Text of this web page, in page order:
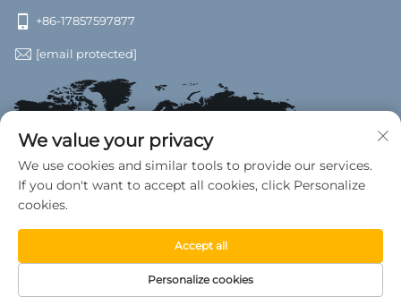
+86-17857597877
[email protected]
Huyện Tiantai. Mọi quyền được bảo lưu. —
We value your privacy
We use cookies and similar tools to provide our services.
If you don't want to accept all cookies, click Personalize
cookies.
Personalize cookies
Accept all